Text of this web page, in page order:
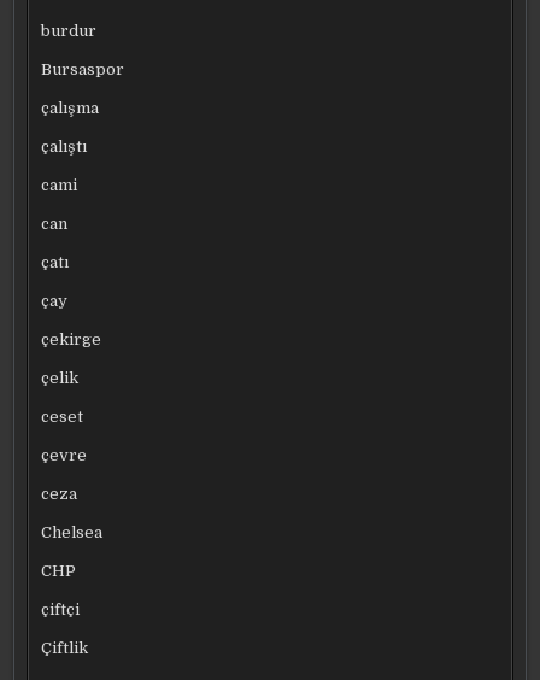
burdur
Bursaspor
çalışma
çalıştı
cami
can
çatı
çay
çekirge
çelik
ceset
çevre
ceza
Chelsea
CHP
çiftçi
Çiftlik